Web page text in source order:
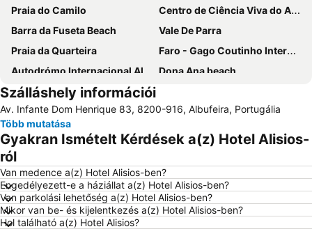
Praia do Camilo
Centro de Ciência Viva do Algarve
Barra da Fuseta Beach
Vale De Parra
Praia da Quarteira
Faro - Gago Coutinho International Airport
Autodrómo Internacional Algarve
Dona Ana beach
Praia da Ilha da Armona
Szálláshely információi
Av. Infante Dom Henrique 83, 8200-916, Albufeira, Portugália
Több mutatása
Gyakran Ismételt Kérdések a(z) Hotel Alisios-
ról
Van medence a(z) Hotel Alisios-ben?
Engedélyezett-e a háziállat a(z) Hotel Alisios-ben?
Van parkolási lehetőség a(z) Hotel Alisios-ben?
Mikor van be- és kijelentkezés a(z) Hotel Alisios-ben?
Hol található a(z) Hotel Alisios?